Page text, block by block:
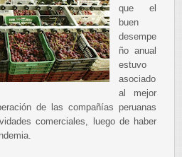
que el
buen
desempe
ño anual
estuvo
asociado
al mejor
de las compañías peruanas
comerciales, luego de haber